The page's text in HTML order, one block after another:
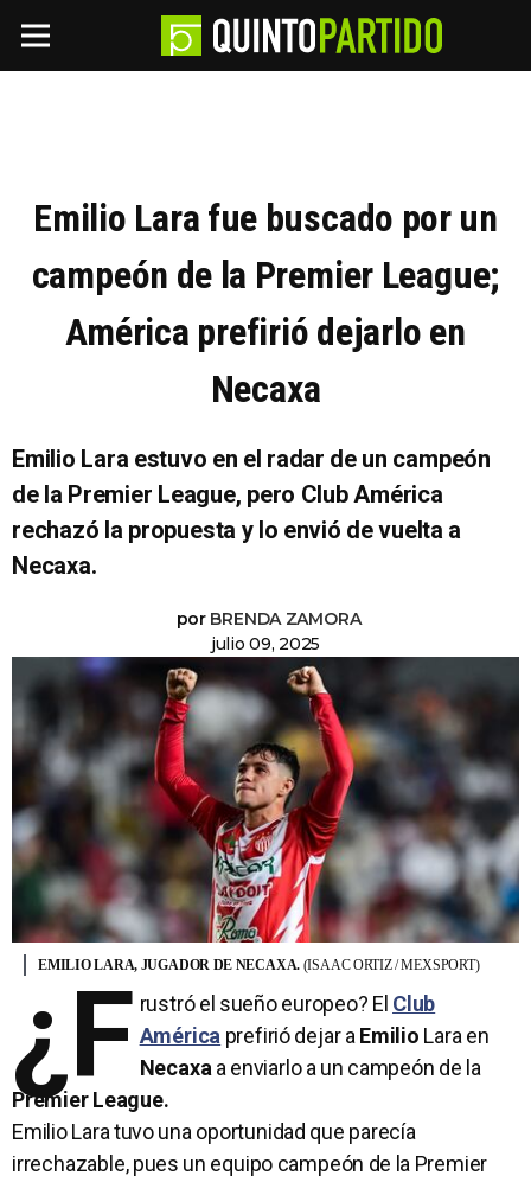
Emilio Lara fue buscado por un
campeón de la Premier League;
América prefirió dejarlo en
Necaxa
Emilio Lara estuvo en el radar de un campeón
de la Premier League, pero Club América
rechazó la propuesta y lo envió de vuelta a
Necaxa.
por BRENDA ZAMORA
julio 09, 2025
EMILIO LARA, JUGADOR DE NECAXA. (ISAAC ORTIZ / MEXSPORT)
¿F rustró el sueño europeo? El Club
América prefirió dejar aEmilio Lara en
Necaxaa enviarlo a un campeón de la
Premier League.
Emilio Lara tuvo una oportunidad que parecía
irrechazable, pues un equipo campeón de la Premier